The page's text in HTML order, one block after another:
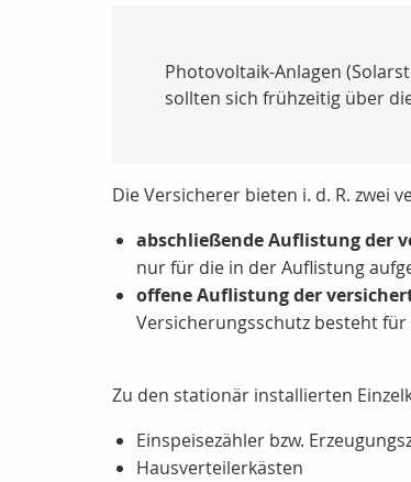
Photovoltaik-Anlagen
sollten sich frühzeitig über
Die Versicherer bieten i. d. R. zwei
abschließende Auflistung der
nur für die in der Auflistung
offene Auflistung der
Versicherungsschutz besteht
Zu den stationär installierten
Einspeisezähler bzw.
Hausverteilerkästen